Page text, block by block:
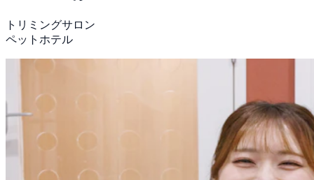
トリミングサロン
ペットホテル